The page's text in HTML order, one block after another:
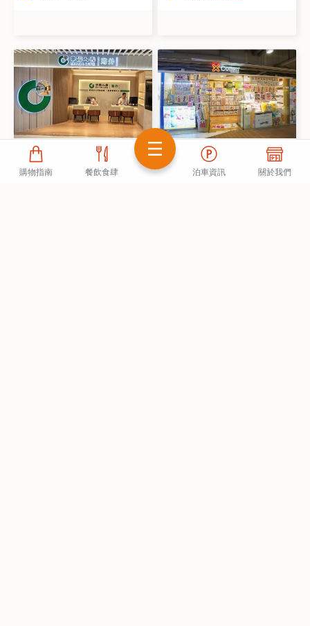
購物指南 餐飲食肆 泊車資訊 關於我們
中國人壽（海外） Cottex